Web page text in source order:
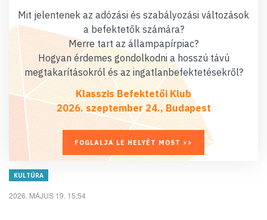
Mit jelentenek az adózási és szabályozási változások
a befektetők számára?
Merre tart az állampapírpiac?
Hogyan érdemes gondolkodni a hosszú távú
megtakarításokról és az ingatlanbefektetésekről?
Klasszis Befektetői Klub
2026. szeptember 24., Budapest
FOGLALJA LE HELYÉT MOST >>
KULTÚRA
2026. MÁJUS 19. 15:54